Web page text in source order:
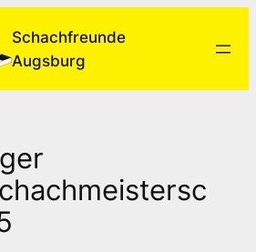
Schachfreunde
Augsburg